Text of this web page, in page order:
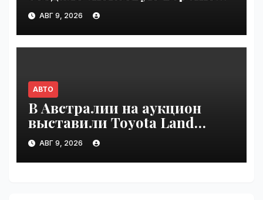
Land Cruiser 70 | VseTime.ru
АВГ 9, 2026
АВТО
В Австралии на аукцион
выставили Toyota Land
Cruiser 200, проехавший 1
млн км | VseTime.ru
АВГ 9, 2026